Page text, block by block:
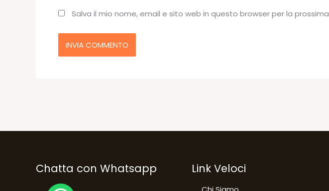
Salva il mio nome, email e sito web in questo browser per la
Chatta con Whatsapp Link Veloci